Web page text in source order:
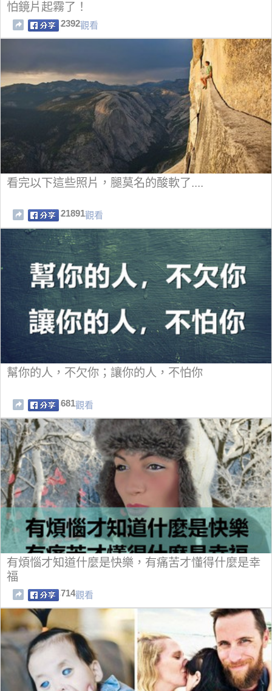
怕鏡片起霧了！
2392觀看
看完以下這些照片，腿莫名的酸軟了....
21891觀看
幫你的人，不欠你；讓​​你的人，不怕你
681觀看
有煩惱才知道什麼是快樂，有痛苦才懂得什麼是幸
福
714觀看